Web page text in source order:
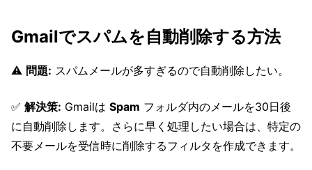
Gmailでスパムを自動削除する方法
⚠️ 問題: スパムメールが多すぎるので自動削除したい。
✅ 解決策: Gmailは Spam フォルダ内のメールを30日後
に自動削除します。さらに早く処理したい場合は、特定の
不要メールを受信時に削除するフィルタを作成できます。